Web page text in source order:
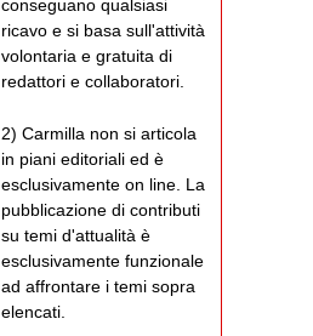
conseguano qualsiasi
ricavo e si basa sull'attività
volontaria e gratuita di
redattori e collaboratori.
2) Carmilla non si articola
in piani editoriali ed è
esclusivamente on line. La
pubblicazione di contributi
su temi d'attualità è
esclusivamente funzionale
ad affrontare i temi sopra
elencati.